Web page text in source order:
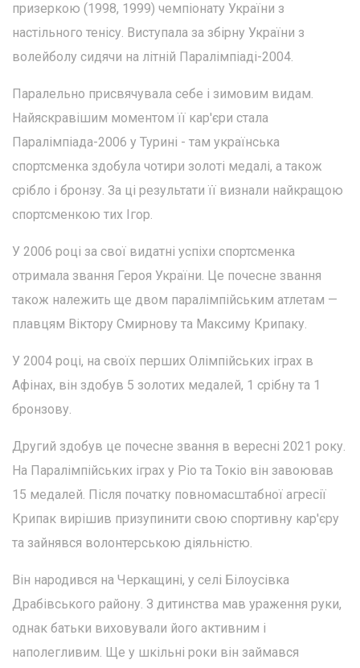
призеркою (1998, 1999) чемпіонату України з
настільного тенісу. Виступала за збірну України з
волейболу сидячи на літній Паралімпіаді-2004.
Паралельно присвячувала себе і зимовим видам.
Найяскравішим моментом її кар'єри стала
Паралімпіада-2006 у Турині - там українська
спортсменка здобула чотири золоті медалі, а також
срібло і бронзу. За ці результати її визнали найкращою
спортсменкою тих Ігор.
У 2006 році за свої видатні успіхи спортсменка
отримала звання Героя України. Це почесне звання
також належить ще двом паралімпійським атлетам —
плавцям Віктору Смирнову та Максиму Крипаку.
У 2004 році, на своїх перших Олімпійських іграх в
Афінах, він здобув 5 золотих медалей, 1 срібну та 1
бронзову.
Другий здобув це почесне звання в вересні 2021 року.
На Паралімпійських іграх у Ріо та Токіо він завоював
15 медалей. Після початку повномасштабної агресії
Крипак вирішив призупинити свою спортивну кар'єру
та зайнявся волонтерською діяльністю.
Він народився на Черкащині, у селі Білоусівка
Драбівського району. З дитинства мав ураження руки,
однак батьки виховували його активним і
наполегливим. Ще у шкільні роки він займався